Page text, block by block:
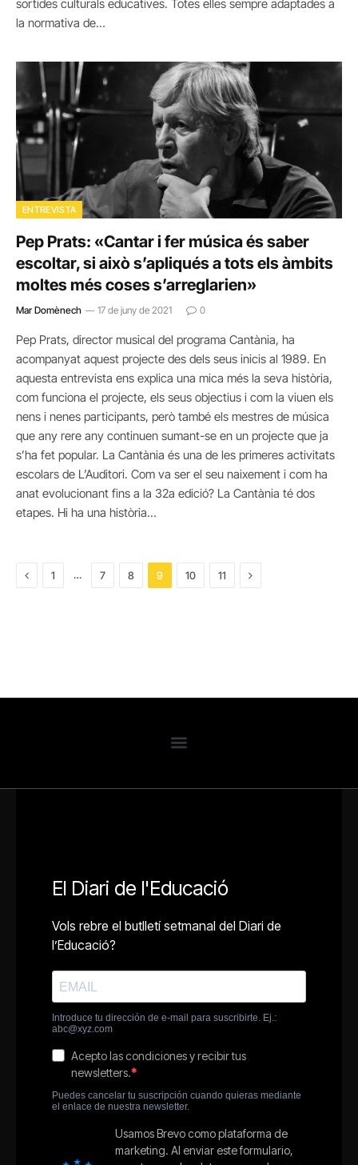
sortides culturals educatives. Totes elles sempre adaptades a
la normativa de…
ENTREVISTA
Pep Prats: «Cantar i fer música és saber
escoltar, si això s’apliqués a tots els àmbits
moltes més coses s’arreglarien»
Mar Domènech 17 de juny de 2021 0
Pep Prats, director musical del programa Cantània, ha
acompanyat aquest projecte des dels seus inicis al 1989. En
aquesta entrevista ens explica una mica més la seva història,
com funciona el projecte, els seus objectius i com la viuen els
nens i nenes participants, però també els mestres de música
que any rere any continuen sumant-se en un projecte que ja
s’ha fet popular. La Cantània és una de les primeres activitats
escolars de L’Auditori. Com va ser el seu naixement i com ha
anat evolucionant fins a la 32a edició? La Cantània té dos
etapes. Hi ha una història…
Previous
1 … 7 8 9 10 11 Next